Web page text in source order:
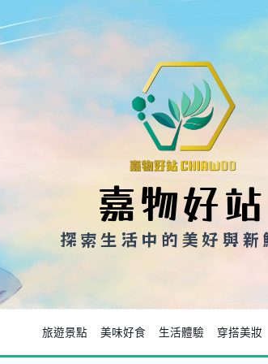
嘉物好站
探索生活中的美好與新
旅遊景點 美味好食 生活體驗 穿搭美妝